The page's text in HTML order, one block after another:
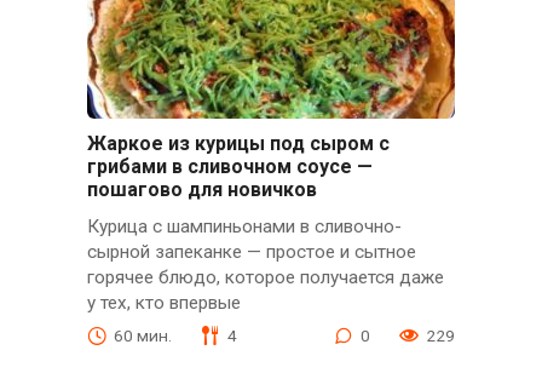
Жаркое из курицы под сыром с
грибами в сливочном соусе —
пошагово для новичков
Курица с шампиньонами в сливочно-
сырной запеканке — простое и сытное
горячее блюдо, которое получается даже
у тех, кто впервые
60 мин. 4 0 229